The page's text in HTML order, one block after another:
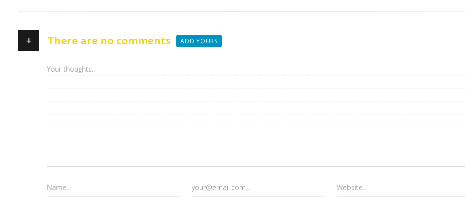
+ There are no comments ADD YOURS